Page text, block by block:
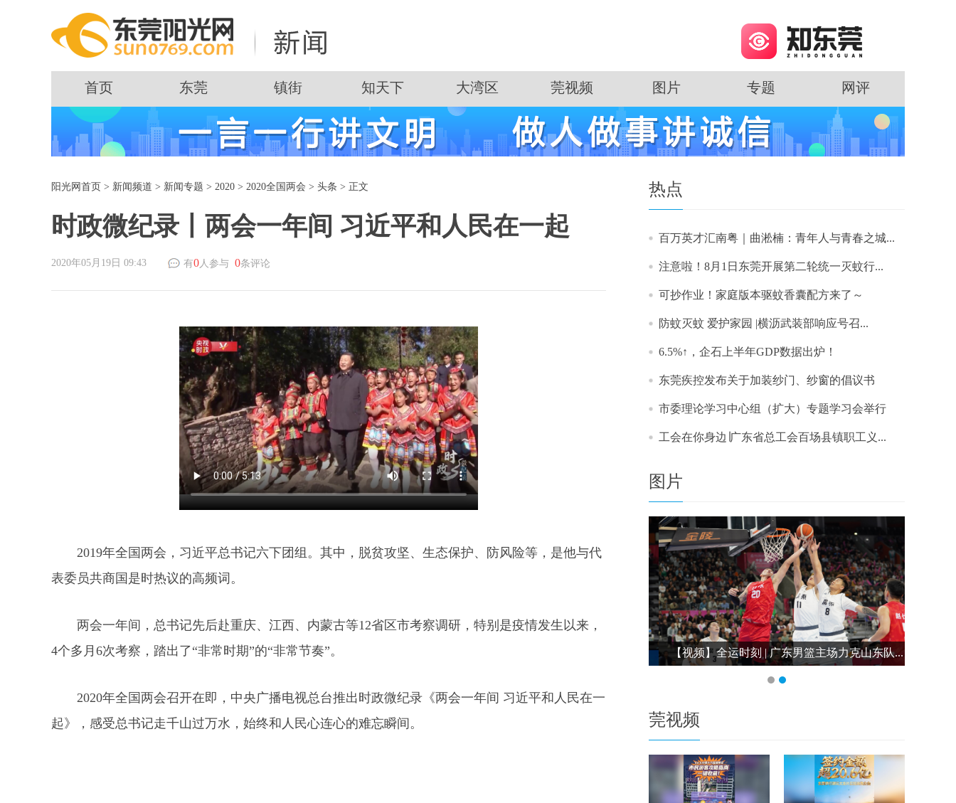
首页 东莞 镇街 知天下 大湾区 莞视频 图片 专题 网评
阳光网首页 > 新闻频道 > 新闻专题 > 2020 > 2020全国两会 > 头条 > 正文
时政微纪录丨两会一年间 习近平和人民在一起
2020年05月19日 09:43 有0人参与 0条评论
2019年全国两会，习近平总书记六下团组。其中，脱贫攻坚、生态保护、防风险等，是他与代
表委员共商国是时热议的高频词。
两会一年间，总书记先后赴重庆、江西、内蒙古等12省区市考察调研，特别是疫情发生以来，
4个多月6次考察，踏出了“非常时期”的“非常节奏”。
2020年全国两会召开在即，中央广播电视总台推出时政微纪录《两会一年间 习近平和人民在一
起》，感受总书记走千山过万水，始终和人民心连心的难忘瞬间。
热点
百万英才汇南粤｜曲淞楠：青年人与青春之城...
注意啦！8月1日东莞开展第二轮统一灭蚊行...
可抄作业！家庭版本驱蚊香囊配方来了～
防蚊灭蚊 爱护家园 |横沥武装部响应号召...
6.5%↑，企石上半年GDP数据出炉！
东莞疾控发布关于加装纱门、纱窗的倡议书
市委理论学习中心组（扩大）专题学习会举行
工会在你身边∣广东省总工会百场县镇职工义...
图片
【视频】全运时刻 | 广东男篮主场力克山东队...
莞视频